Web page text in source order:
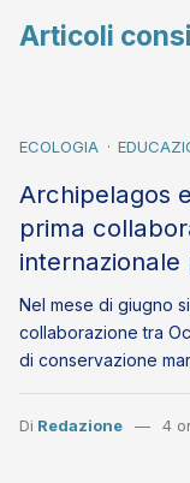
Articoli
ECOLOGIA
Archipelagos
prima
Nel mese di giugno
collaborazione tra
di conservazione
Di Redazione 4